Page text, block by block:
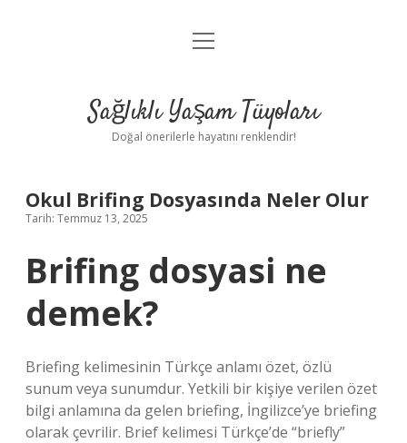
Anasayfa
Yasal Uyarı
menüyü
Sağlıklı Yaşam Tüyoları
Doğal önerilerle hayatını renklendir!
Okul Brifing Dosyasında Neler Olur
Tarih: Temmuz 13, 2025
Brifing dosyasi ne
demek?
Briefing kelimesinin Türkçe anlamı özet, özlü
sunum veya sunumdur. Yetkili bir kişiye verilen özet
bilgi anlamına da gelen briefing, İngilizce’ye briefing
olarak çevrilir. Brief kelimesi Türkçe’de “briefly”